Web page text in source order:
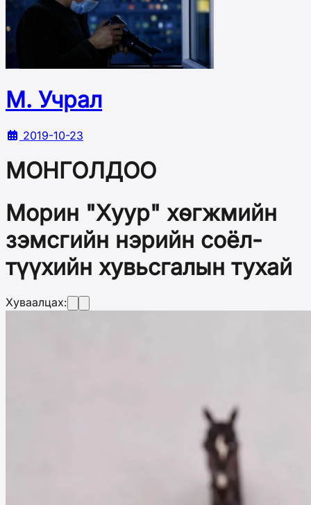
М. Учрал
2019-10-23
МОНГОЛДОО
Морин "Хуур" хөгжмийн
зэмсгийн нэрийн соёл-
түүхийн хувьсгалын тухай
Хуваалцах: